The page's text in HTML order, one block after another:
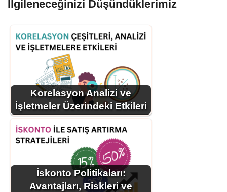
İlgileneceğinizi Düşündüklerimiz
Korelasyon Analizi ve
İşletmeler Üzerindeki Etkileri
İskonto Politikaları:
Avantajları, Riskleri ve